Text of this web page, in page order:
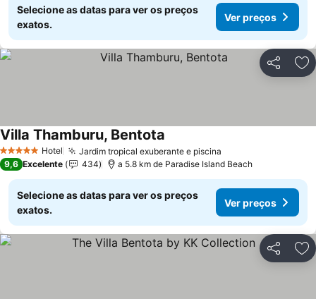
Selecione as datas para ver os preços
exatos.
Ver preços
Partilhar
5 Estrelas Hotel Jardim tropical exuberante e piscina
Villa Thamburu, Bentota
9,6 Excelente 434 a 5.8 km de Paradise Island Beach
Selecione as datas para ver os preços
exatos.
Ver preços
Partilhar